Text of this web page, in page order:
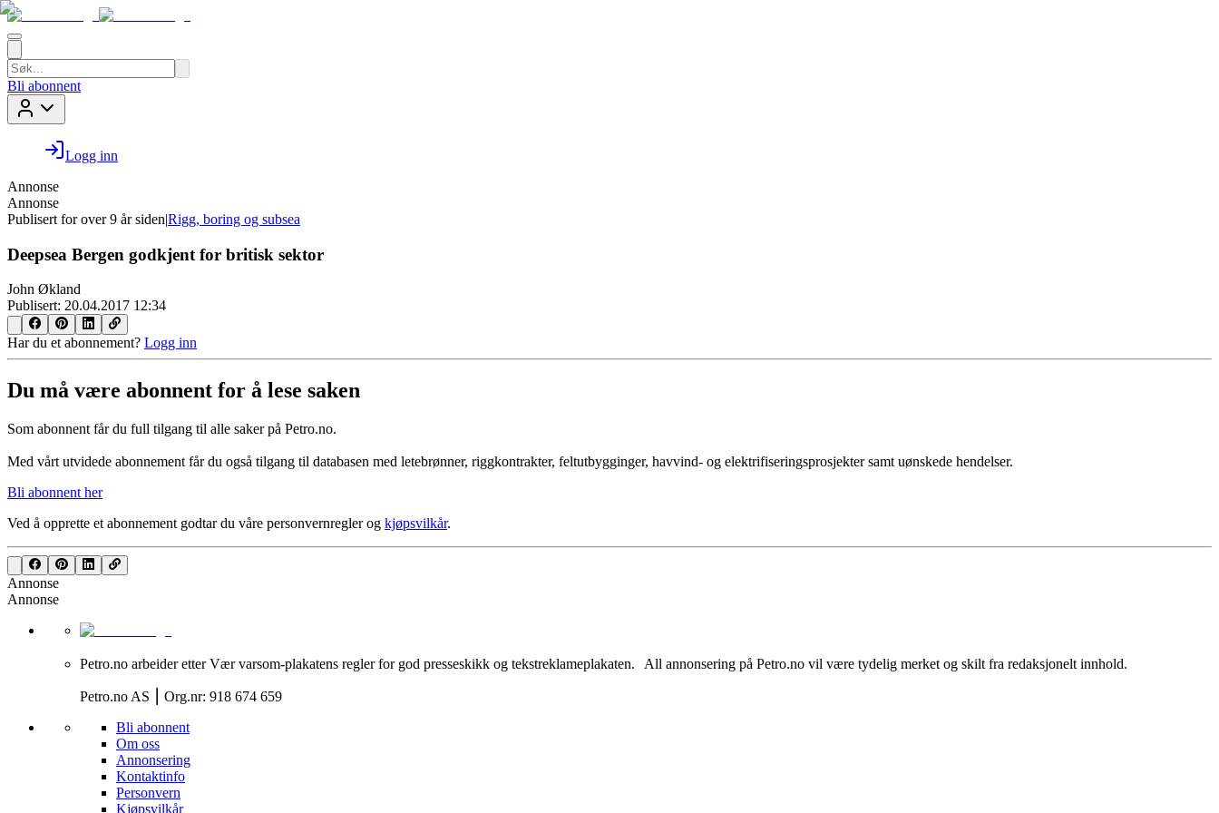
Bli abonnent
Logg inn
Annonse
Annonse
Publisert for over 9 år siden|Rigg, boring og subsea
Deepsea Bergen godkjent for britisk sektor
John Økland
Publisert: 20.04.2017 12:34
Har du et abonnement? Logg inn
Du må være abonnent for å lese saken
Som abonnent får du full tilgang til alle saker på Petro.no.
Med vårt utvidede abonnement får du også tilgang til databasen med letebrønner, riggkontrakter, feltutbygginger, havvind- og elektrifiseringsprosjekter samt uønskede hendelser.
Bli abonnent her
Ved å opprette et abonnement godtar du våre personvernreglerog kjøpsvilkår.
Annonse
Annonse
Petro.no arbeider etter Vær varsom-plakatens regler for god presseskikk og tekstreklameplakaten. All annonsering på Petro.no vil være tydelig merket og skilt fra redaksjonelt innhold.
Petro.no AS ⎮ Org.nr: 918 674 659
Bli abonnent
Om oss
Annonsering
Kontaktinfo
Personvern
Kjøpsvilkår